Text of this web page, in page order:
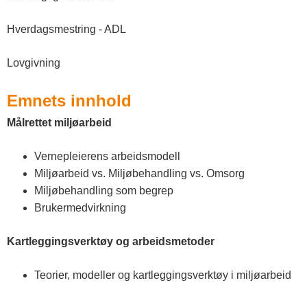
d
e
Hverdagsmestring - ADL
Lovgivning
Emnets innhold
Målrettet miljøarbeid
Vernepleierens arbeidsmodell
Miljøarbeid vs. Miljøbehandling vs. Omsorg
Miljøbehandling som begrep
Brukermedvirkning
Kartleggingsverktøy og arbeidsmetoder
Teorier, modeller og kartleggingsverktøy i miljøarbeid